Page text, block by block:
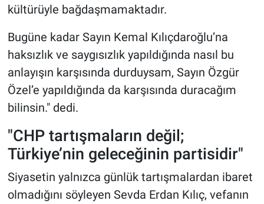
kültürüyle bağdaşmamaktadır.
Bugüne kadar Sayın Kemal Kılıçdaroğlu’na
haksızlık ve saygısızlık yapıldığında nasıl bu
anlayışın karşısında durduysam, Sayın Özgür
Özel’e yapıldığında da karşısında duracağım
bilinsin." dedi.
"CHP tartışmaların değil;
Türkiye’nin geleceğinin partisidir"
Siyasetin yalnızca günlük tartışmalardan ibaret
olmadığını söyleyen Sevda Erdan Kılıç, vefanın